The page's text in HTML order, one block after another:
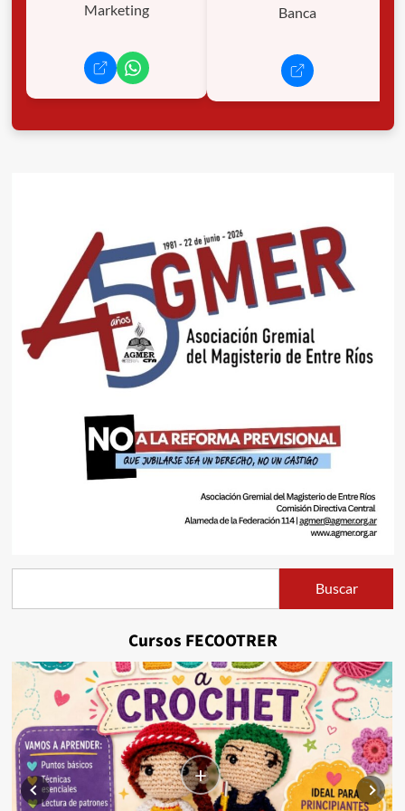
Marketing Banca
Buscar
Cursos FECOOTRER
+